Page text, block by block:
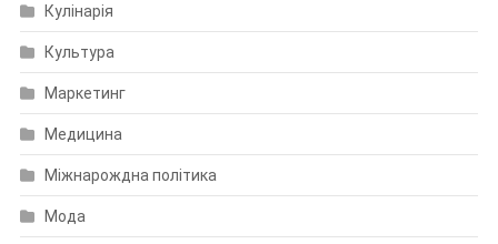
Кулінарія
Культура
Маркетинг
Медицина
Міжнарождна політика
Мода